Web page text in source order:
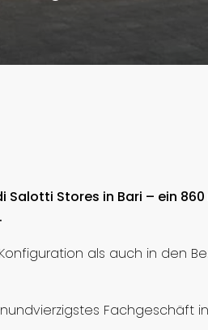
Stores in Bari – ein
als auch in den
Fachgeschäft